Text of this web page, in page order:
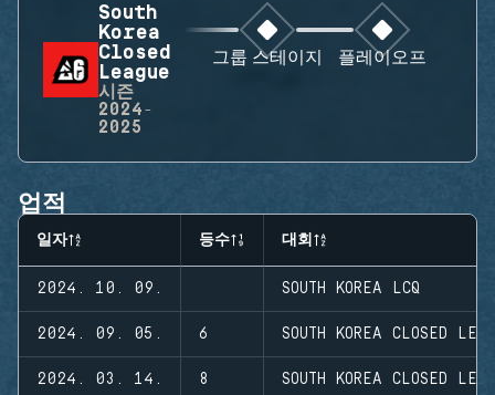
South
Korea
Closed
League
시즌
2024-
2025
그룹 스테이지 플레이오프
업적
일자 등수 대회
2024. 10. 09. SOUTH KOREA LCQ
2024. 09. 05. 6 SOUTH KOREA CLOSED
2024. 03. 14. 8 SOUTH KOREA CLOSED